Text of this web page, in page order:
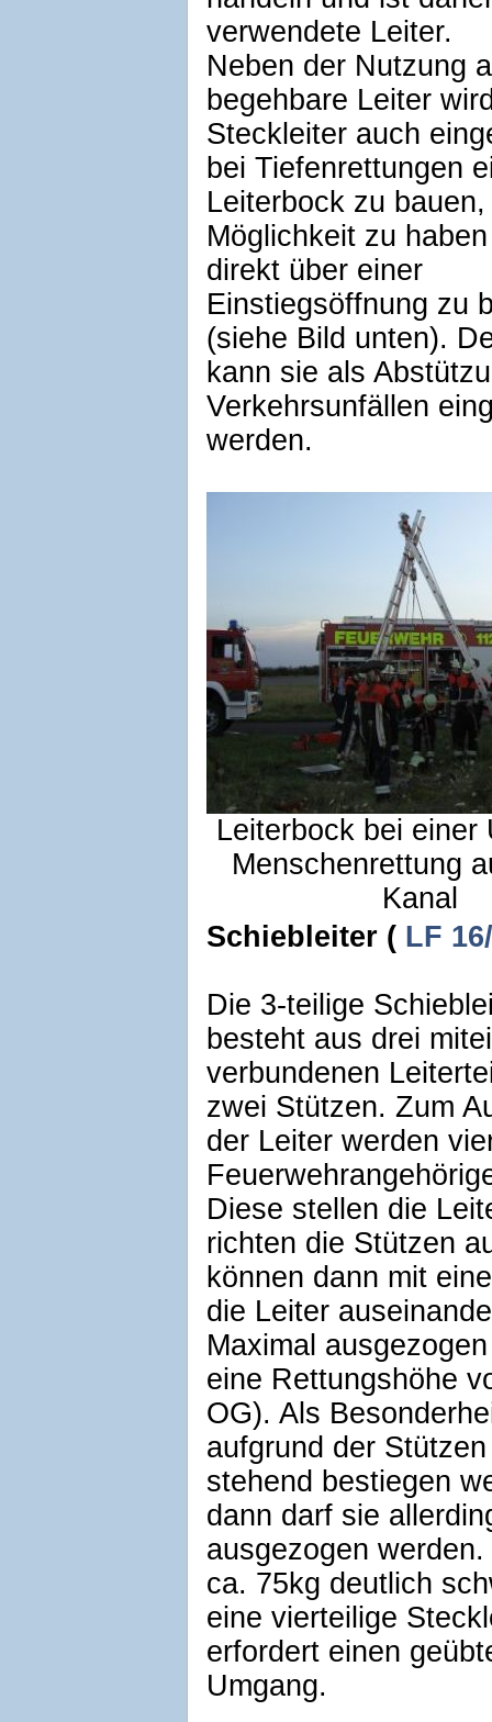
verwendete Leiter.
Neben der Nutzung
begehbare Leiter
Steckleiter auch
bei Tiefenrettungen
Leiterbock zu
Möglichkeit zu
direkt über einer
Einstiegsöffnung zu
(siehe Bild unten).
kann sie als
Verkehrsunfällen
werden.
Leiterbock bei einer
Menschenrettung
Kanal
Schiebleiter (LF
Die 3-teilige
besteht aus drei
verbundenen
zwei Stützen. Zum
der Leiter werden
Diese stellen die
richten die Stützen
können dann mit
die Leiter
Maximal
eine Rettungshöhe
OG). Als
aufgrund der
stehend bestiegen
dann darf sie
ausgezogen
ca. 75kg deutlich
eine vierteilige
erfordert einen
Umgang.